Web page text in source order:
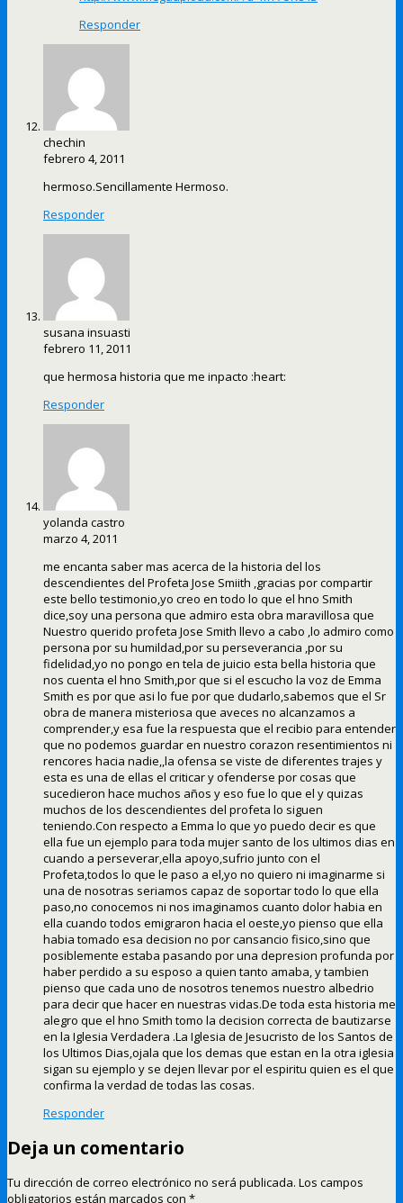
Responder
chechin
febrero 4, 2011
hermoso.Sencillamente Hermoso.
Responder
susana insuasti
febrero 11, 2011
que hermosa historia que me inpacto :heart:
Responder
yolanda castro
marzo 4, 2011
me encanta saber mas acerca de la historia del los
descendientes del Profeta Jose Smiith ,gracias por compartir
este bello testimonio,yo creo en todo lo que el hno Smith
dice,soy una persona que admiro esta obra maravillosa que
Nuestro querido profeta Jose Smith llevo a cabo ,lo admiro como
persona por su humildad,por su perseverancia ,por su
fidelidad,yo no pongo en tela de juicio esta bella historia que
nos cuenta el hno Smith,por que si el escucho la voz de Emma
Smith es por que asi lo fue por que dudarlo,sabemos que el Sr
obra de manera misteriosa que aveces no alcanzamos a
comprender,y esa fue la respuesta que el recibio para entender
que no podemos guardar en nuestro corazon resentimientos ni
rencores hacia nadie,,la ofensa se viste de diferentes trajes y
esta es una de ellas el criticar y ofenderse por cosas que
sucedieron hace muchos años y eso fue lo que el y quizas
muchos de los descendientes del profeta lo siguen
teniendo.Con respecto a Emma lo que yo puedo decir es que
ella fue un ejemplo para toda mujer santo de los ultimos dias en
cuando a perseverar,ella apoyo,sufrio junto con el
Profeta,todos lo que le paso a el,yo no quiero ni imaginarme si
una de nosotras seriamos capaz de soportar todo lo que ella
paso,no conocemos ni nos imaginamos cuanto dolor habia en
ella cuando todos emigraron hacia el oeste,yo pienso que ella
habia tomado esa decision no por cansancio fisico,sino que
posiblemente estaba pasando por una depresion profunda por
haber perdido a su esposo a quien tanto amaba, y tambien
pienso que cada uno de nosotros tenemos nuestro albedrio
para decir que hacer en nuestras vidas.De toda esta historia me
alegro que el hno Smith tomo la decision correcta de bautizarse
en la Iglesia Verdadera .La Iglesia de Jesucristo de los Santos de
los Ultimos Dias,ojala que los demas que estan en la otra iglesia
sigan su ejemplo y se dejen llevar por el espiritu quien es el que
confirma la verdad de todas las cosas.
Responder
Deja un comentario
Tu dirección de correo electrónico no será publicada. Los campos
obligatorios están marcados con *